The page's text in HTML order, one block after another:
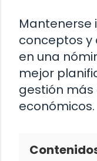
Mantenerse
conceptos y
en una
mejor
gestión más
económicos.